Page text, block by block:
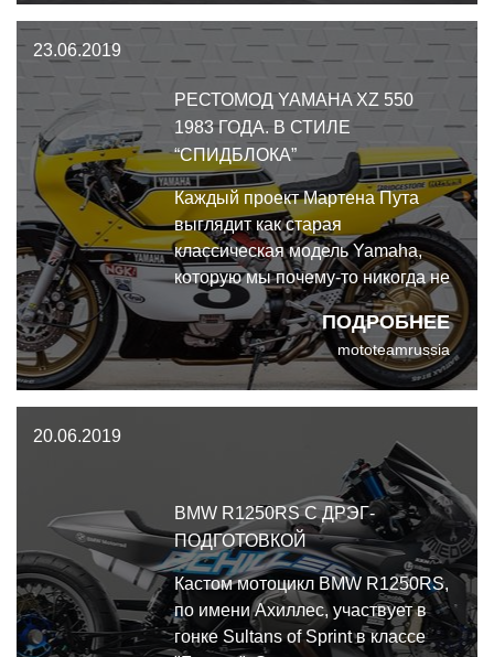
видели, как появляется нечто
совершенно неожиданное -
Honda CB750K с закисью азота.
23.06.2019
РЕСТОМОД YAMAHA XZ 550
1983 ГОДА. В СТИЛЕ
“СПИДБЛОКА”
ПОДРОБНЕЕ
Каждый проект Мартена Пута
выглядит как старая
классическая модель Yamaha,
которую мы почему-то никогда не
видели. Именно к такому
эффекту голландский мастер
стремится, работая над своими
кастомами. Рестомод Yamaha XZ
550 1983 года в стиле
mototeamrussia
20.06.2019
BMW R1250RS С ДРЭГ-
ПОДГОТОВКОЙ
Кастом мотоцикл BMW R1250RS,
по имени Ахиллес, участвует в
гонке Sultans of Sprint в классе